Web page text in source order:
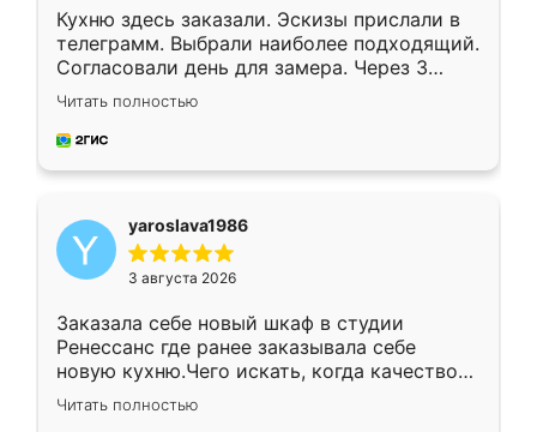
Кухню здесь заказали. Эскизы прислали в
телеграмм. Выбрали наиболее подходящий.
Согласовали день для замера. Через 3
недели кухня была уже готова. Остались
довольны работой. Спасибо Ренессанс
мебель за качественную работу!
Читать полностью
yaroslava1986
3 августа 2026
Заказала себе новый шкаф в студии
Ренессанс где ранее заказывала себе
новую кухню.Чего искать, когда качеством
вполне довольна. Служит кухня уже почти
два года, нареканий нет.
Читать полностью